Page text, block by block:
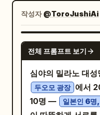
로 구성되며, 창문
자연광과 따뜻한
다. 근거리에서 휴대폰으로 촬영한 듯한 캐주
얼한 스냅샷 구도
깝게 설정하세요.
성의 얼굴과 상반신
과 숟가락, 디저트
정확해야 합니다.
Moonbeam
Cosmic Cocoa,
가 적혀 있고, 카운
카페 메모가, 전경
니다. 비행기에는
하나, 오른쪽에 보
러 하나, 열린 카페
성은 옅은 색 후드
팔에 머리를 기대
손으로 남성의 머
한 손은 남성의 손
틱한 분위기를 자아
통해 들어오는 골
역광으로 빛나는 얇
로 얼룩덜룩하게
작성자@ToroJushiAi
전체 프롬프트 보기
심야의 밀라노 대
두오모 광장 에서
10명 —
일본인 6명